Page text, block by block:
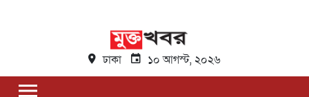
ঢাকা ১০ আগস্ট, ২০২৬